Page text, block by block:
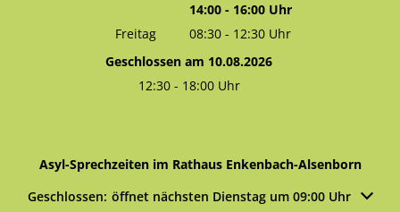
Von 08:30 bis 12:30 Uhr
14:00- 16:00Uhr
Von 14:00 bis 16:00 Uhr
Freitag 08:30 - 12:30 Uhr
Von 08:30 bis 12:30 Uhr
Geschlossen am 10.08.2026
12:30- 18:00Uhr
Asyl-Sprechzeiten im Rathaus Enkenbach-Alsenborn
Klicken, um weitere Öffnungs- oder Schließzeiten
Geschlossen: öffnet nächsten Dienstag um 09:00 Uhr